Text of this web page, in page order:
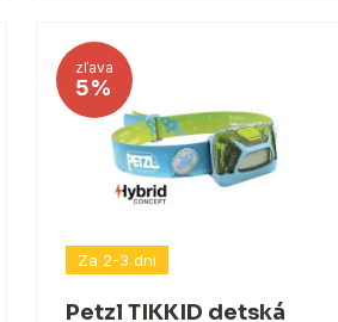
zľava
5%
Za 2-3 dni
Petzl TIKKID detská